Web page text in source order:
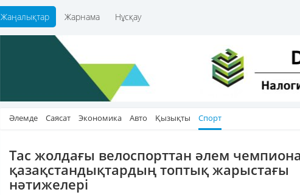
Жаңалықтар Жарнама Нұсқау
Әлемде Саясат Экономика Авто Қызықты Спорт
Тас жолдағы велоспорттан әлем
қазақстандықтардың топтық жарыстағы
нәтижелері